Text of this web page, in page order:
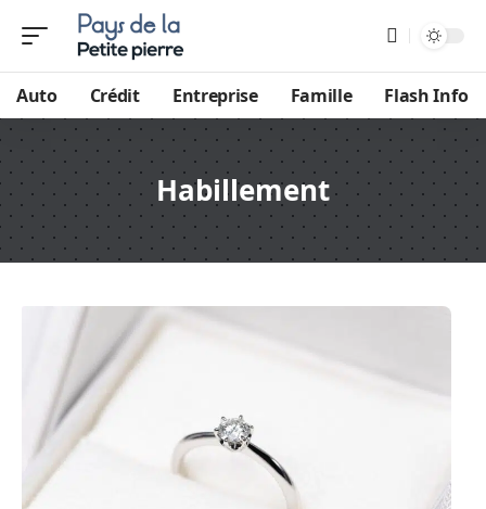
Auto Crédit Entreprise Famille Flash Info
Habillement